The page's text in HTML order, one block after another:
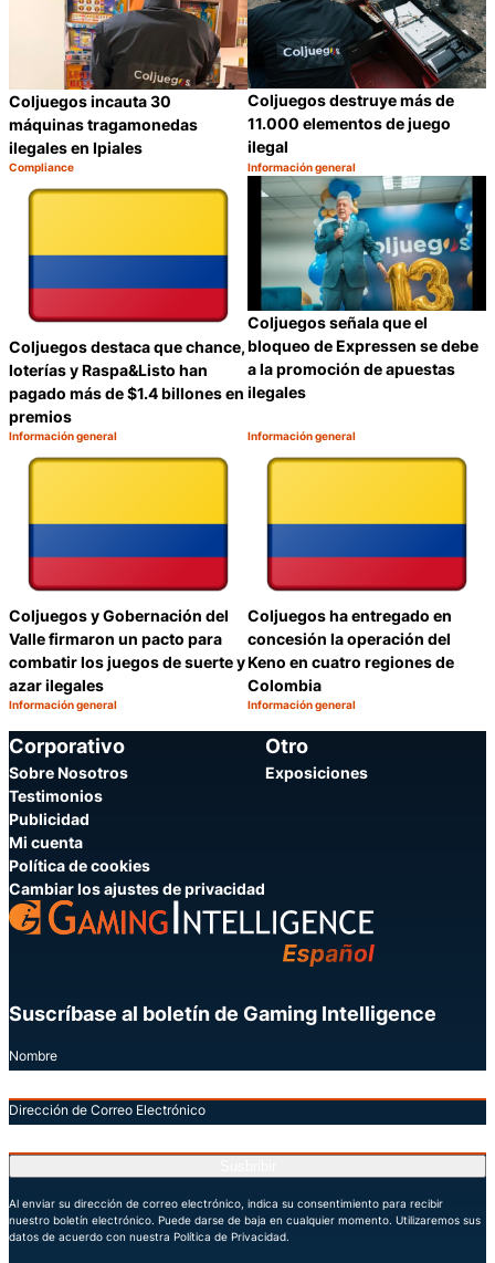
Coljuegos incauta 30
máquinas tragamonedas
ilegales en Ipiales
Categoría:
Compliance
Compartir
Coljuegos destruye más de
11.000 elementos de juego
ilegal
Categoría:
Información general
Coljuegos destaca que chance,
loterías y Raspa&Listo han
pagado más de $1.4 billones en
premios
Categoría:
Información general
Compartir
Coljuegos señala que el
bloqueo de Expressen se debe
a la promoción de apuestas
ilegales
Categoría:
Información general
Coljuegos y Gobernación del
Valle firmaron un pacto para
combatir los juegos de suerte y
azar ilegales
Categoría:
Información general
Compartir
Coljuegos ha entregado en
concesión la operación del
Keno en cuatro regiones de
Colombia
Categoría:
Información general
Corporativo
Sobre Nosotros
Testimonios
Publicidad
Mi cuenta
Política de cookies
Cambiar los ajustes de privacidad
Otro
Exposiciones
Suscríbase al boletín de Gaming Intelligence
Nombre
Dirección de Correo Electrónico
Al enviar su dirección de correo electrónico, indica su consentimiento para recibir
nuestro boletín electrónico. Puede darse de baja en cualquier momento. Utilizaremos sus
datos de acuerdo con nuestra Política de Privacidad.